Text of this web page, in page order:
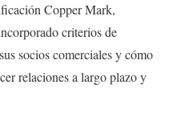
Copper Mark,
criterios de
socios comerciales y cómo
relaciones a largo plazo y